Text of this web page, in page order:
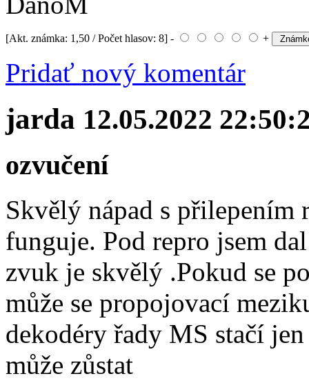
[Akt. známka: 1,50 / Počet hlasov: 8] - +
Pridať nový komentár
jarda 12.05.2022
ozvučení
Skvělý nápad s přilepením
funguje. Pod repro jsem
zvuk je skvělý .Pokud se
může se propojovací
dekodéry řady MS stačí
může zůstat